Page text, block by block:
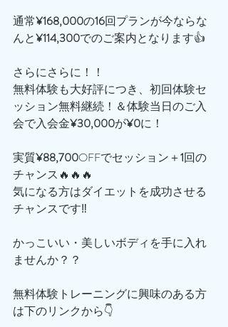
通常¥168,000の16回プランが今ならな
んと¥114,300でのご案内となります👍
さらにさらに！！
無料体験も大好評につき、初回体験セ
ッション無料継続！＆体験当日のご入
会で入会金¥30,000が¥0に！
実質¥88,700OFFでセッション＋1回の
チャンス🔥🔥🔥
気になる方はダイエットを成功させる
チャンスです‼️
かっこいい・美しいボディを手に入れ
ませんか？？
無料体験トレーニングに興味のある方
は下のリンクから👇